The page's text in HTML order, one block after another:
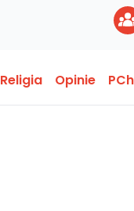
Religia Opinie